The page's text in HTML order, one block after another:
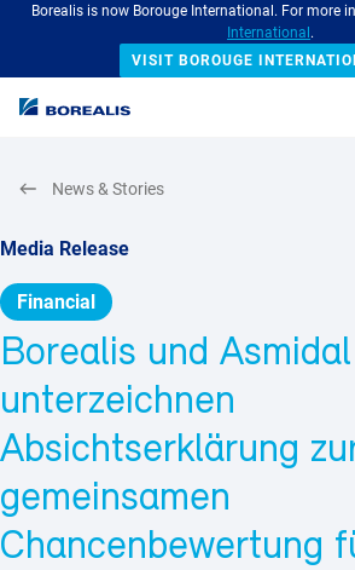
Borealis is now Borouge International. For more
International .
VISIT BOROUGE
Media Release
Financial
Borealis und Asmidal
unterzeichnen
Absichtserklärung
gemeinsamen
Chancenbewertung
News & Stories